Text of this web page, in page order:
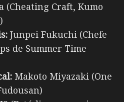
(Cheating Craft, Kumo
Junpei Fukuchi (Chefe
de Summer Time
Makoto Miyazaki (One